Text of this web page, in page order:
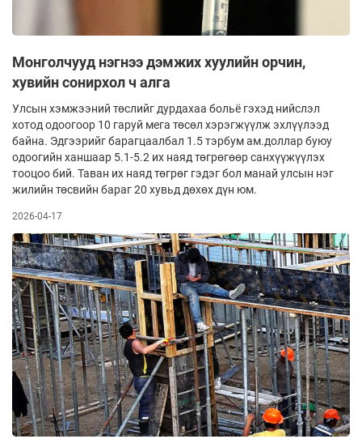
Монголчууд нэгнээ дэмжих хуулийн орчин,
хувийн сонирхол ч алга
Улсын хэмжээний төслийг дурдахаа больё гэхэд нийслэл
хотод одоогоор 10 гаруй мега төсөл хэрэгжүүлж эхлүүлээд
байна. Эдгээрийг барагцаалбал 1.5 тэрбум ам.доллар буюу
одоогийн ханшаар 5.1-5.2 их наяд төгрөгөөр санхүүжүүлэх
тооцоо бий. Таван их наяд төгрөг гэдэг бол манай улсын нэг
жилийн төсвийн бараг 20 хувьд дөхөх дүн юм.
2026-04-17